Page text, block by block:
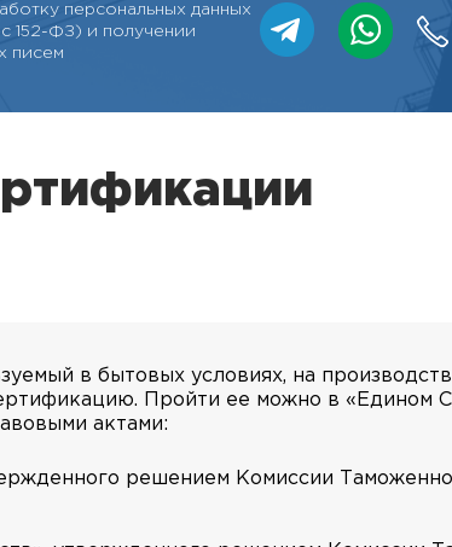
персональных данных
152-ФЗ) и получении
писем
в бытовых условиях, на
Пройти ее можно в «Едином
актами:
решением Комиссии